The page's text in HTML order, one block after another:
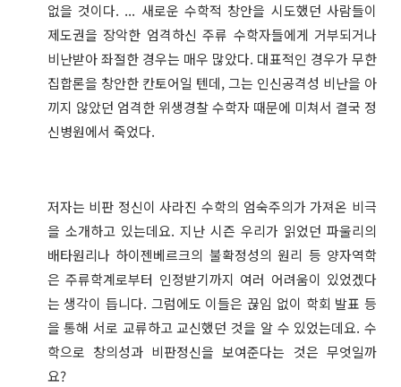
없을 것이다. ... 새로운 수학적 창안을 시도했던 사람들이
제도권을 장악한 엄격하신 주류 수학자들에게 거부되거나
비난받아 좌절한 경우는 매우 많았다. 대표적인 경우가 무한
집합론을 창안한 칸토어일 텐데, 그는 인신공격성 비난을 아
끼지 않았던 엄격한 위생경찰 수학자 때문에 미쳐서 결국 정
신병원에서 죽었다.
저자는 비판 정신이 사라진 수학의 엄숙주의가 가져온 비극
을 소개하고 있는데요. 지난 시즌 우리가 읽었던 파울리의
배타원리나 하이젠베르크의 불확정성의 원리 등 양자역학
은 주류학계로부터 인정받기까지 여러 어려움이 있었겠다
는 생각이 듭니다. 그럼에도 이들은 끊임 없이 학회 발표 등
을 통해 서로 교류하고 교신했던 것을 알 수 있었는데요. 수
학으로 창의성과 비판정신을 보여준다는 것은 무엇일까
요?